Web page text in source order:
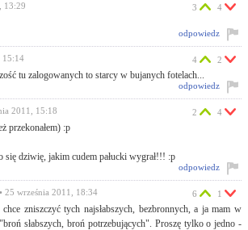
13:29 3 4
odpowiedz
15:14
tu zalogowanych to starcy w bujanych fotelach...
4 2
odpowiedz
2011, 15:18
przekonałem) :p
się dziwię, jakim cudem pałucki wygrał!!! :p
2 4
odpowiedz
• 25 września 2011, 18:34
zniszczyć tych najsłabszych, bezbronnych, a ja mam w
słabszych, broń potrzebujących". Proszę tylko o jedno -
6 1